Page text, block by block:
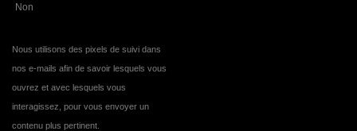
Non
Nous utilisons des pixels de suivi dans
nos e-mails afin de savoir lesquels vous
ouvrez et avec lesquels vous
interagissez, pour vous envoyer un
contenu plus pertinent.